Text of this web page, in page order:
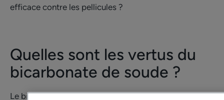
efficace contre les pellicules ?
Quelles sont les vertus du
bicarbonate de soude ?
Le bicarbonate est un bon nettoyant pour les cheveux.